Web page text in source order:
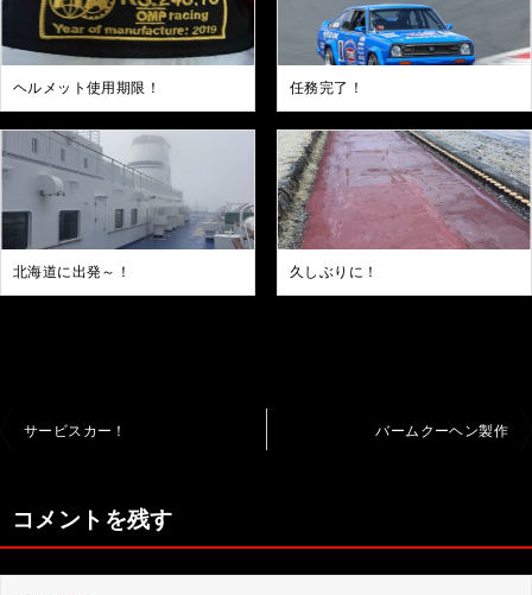
ヘルメット使用期限！ 任務完了！
北海道に出発～！ 久しぶりに！
ビ
ゲ
サービスカー！ バームクーヘン製作
コメントを残す